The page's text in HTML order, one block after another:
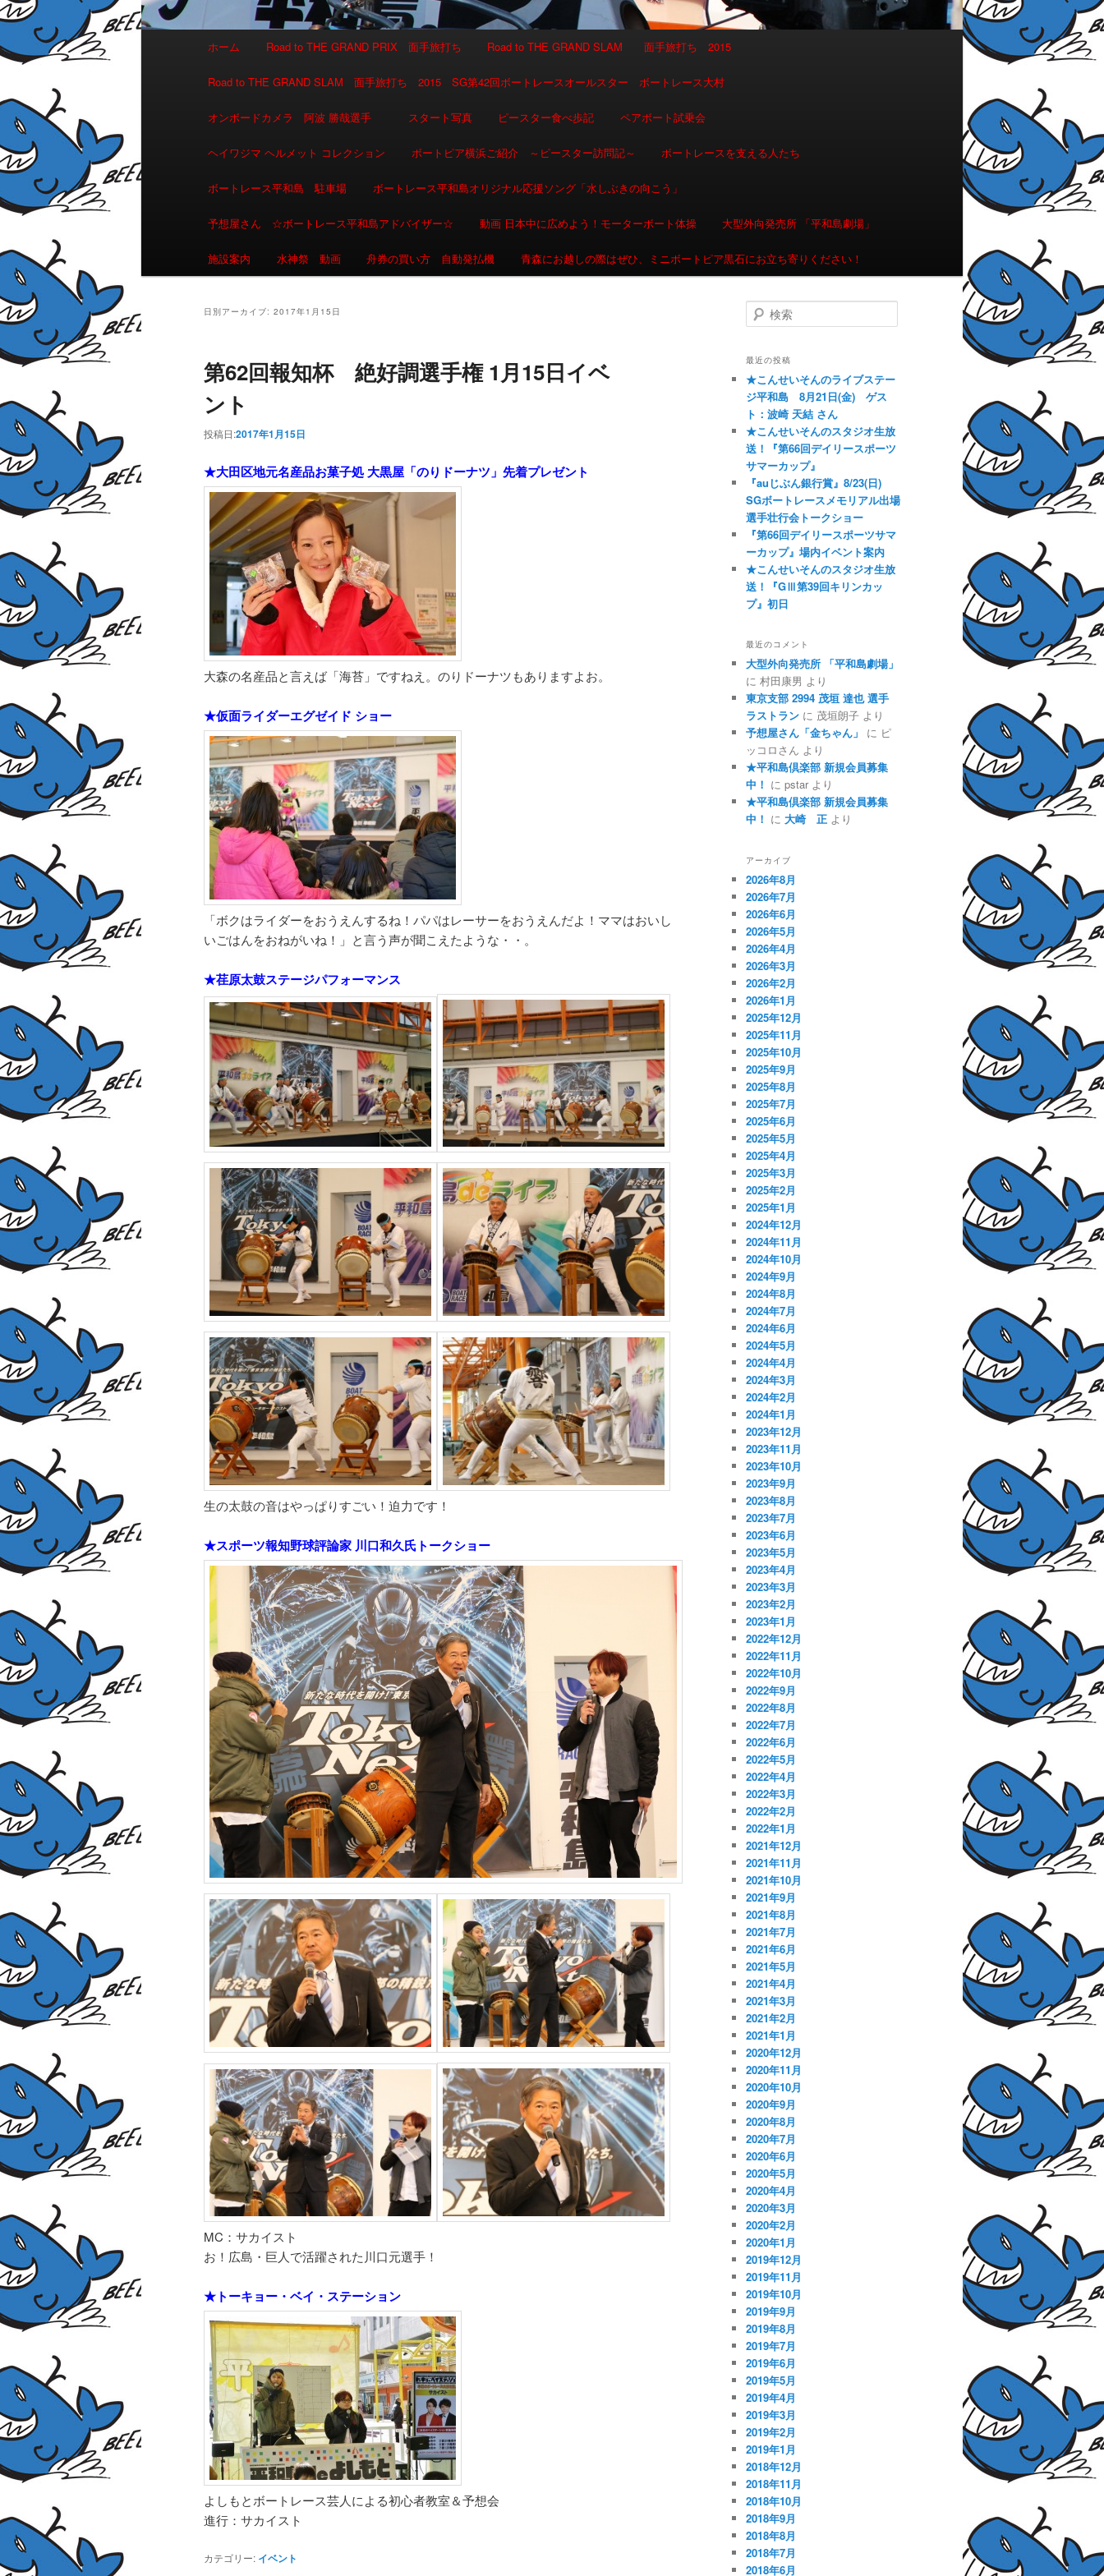
メインコンテンツへ移動
サブコンテンツへ移動
ホーム Road to THE GRAND PRIX 面手旅打ち Road to THE GRAND SLAM 面手旅打ち 2015
Road to THE GRAND SLAM 面手旅打ち 2015 SG第42回ボートレースオールスター ボートレース大村
オンボードカメラ 阿波 勝哉選手 スタート写真 ピースター食べ歩記 ペアボート試乗会
ヘイワジマ ヘルメット コレクション ボートピア横浜ご紹介 ～ピースター訪問記～ ボートレースを支える人たち
ボートレース平和島 駐車場 ボートレース平和島オリジナル応援ソング「水しぶきの向こう」
予想屋さん ☆ボートレース平和島アドバイザー☆ 動画 日本中に広めよう！モーターボート体操 大型外向発売所 「平和島劇場」
施設案内 水神祭 動画 舟券の買い方 自動発払機 青森にお越しの際はぜひ、ミニボートピア黒石にお立ち寄りください！
日別アーカイブ: 2017年1月15日
第62回報知杯 絶好調選手権 1月15日イベ
ント
投稿日:2017年1月15日
★大田区地元名産品お菓子処 大黒屋「のりドーナツ」先着プレゼント
大森の名産品と言えば「海苔」ですねえ。のりドーナツもありますよお。
★仮面ライダーエグゼイド ショー
「ボクはライダーをおうえんするね！パパはレーサーをおうえんだよ！ママはおいし
いごはんをおねがいね！」と言う声が聞こえたような・・。
★荏原太鼓ステージパフォーマンス
生の太鼓の音はやっぱりすごい！迫力です！
★スポーツ報知野球評論家 川口和久氏トークショー
MC：サカイスト
お！広島・巨人で活躍された川口元選手！
★トーキョー・ベイ・ステーション
よしもとボートレース芸人による初心者教室＆予想会
進行：サカイスト
カテゴリー: イベント
検索
最近の投稿
★こんせいそんのライブステー
ジ平和島 8月21日(金) ゲス
ト：波崎 天結 さん
★こんせいそんのスタジオ生放
送！『第66回デイリースポーツ
サマーカップ』
『auじぶん銀行賞』8/23(日)
SGボートレースメモリアル出場
選手壮行会トークショー
『第66回デイリースポーツサマ
ーカップ』場内イベント案内
★こんせいそんのスタジオ生放
送！『GⅢ第39回キリンカッ
プ』初日
最近のコメント
大型外向発売所 「平和島劇場」
に 村田康男 より
東京支部 2994 茂垣 達也 選手
ラストラン に 茂垣朗子 より
予想屋さん「金ちゃん」
に ピ
ッコロさん より
★平和島倶楽部 新規会員募集
中！ に pstar より
★平和島倶楽部 新規会員募集
中！ に 大崎 正 より
アーカイブ
2026年8月
2026年7月
2026年6月
2026年5月
2026年4月
2026年3月
2026年2月
2026年1月
2025年12月
2025年11月
2025年10月
2025年9月
2025年8月
2025年7月
2025年6月
2025年5月
2025年4月
2025年3月
2025年2月
2025年1月
2024年12月
2024年11月
2024年10月
2024年9月
2024年8月
2024年7月
2024年6月
2024年5月
2024年4月
2024年3月
2024年2月
2024年1月
2023年12月
2023年11月
2023年10月
2023年9月
2023年8月
2023年7月
2023年6月
2023年5月
2023年4月
2023年3月
2023年2月
2023年1月
2022年12月
2022年11月
2022年10月
2022年9月
2022年8月
2022年7月
2022年6月
2022年5月
2022年4月
2022年3月
2022年2月
2022年1月
2021年12月
2021年11月
2021年10月
2021年9月
2021年8月
2021年7月
2021年6月
2021年5月
2021年4月
2021年3月
2021年2月
2021年1月
2020年12月
2020年11月
2020年10月
2020年9月
2020年8月
2020年7月
2020年6月
2020年5月
2020年4月
2020年3月
2020年2月
2020年1月
2019年12月
2019年11月
2019年10月
2019年9月
2019年8月
2019年7月
2019年6月
2019年5月
2019年4月
2019年3月
2019年2月
2019年1月
2018年12月
2018年11月
2018年10月
2018年9月
2018年8月
2018年7月
2018年6月